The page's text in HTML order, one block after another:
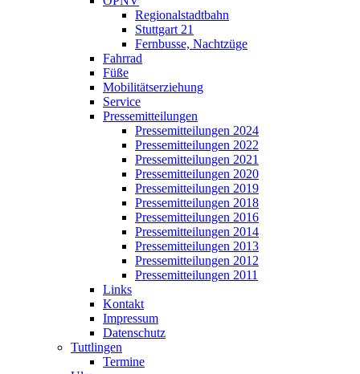
Regionalstadtbahn
Stuttgart 21
Fernbusse, Nachtzüge
Fahrrad
Füße
Mobilitätserziehung
Service
Pressemitteilungen
Pressemitteilungen 2024
Pressemitteilungen 2022
Pressemitteilungen 2021
Pressemitteilungen 2020
Pressemitteilungen 2019
Pressemitteilungen 2018
Pressemitteilungen 2016
Pressemitteilungen 2014
Pressemitteilungen 2013
Pressemitteilungen 2012
Pressemitteilungen 2011
Links
Kontakt
Impressum
Datenschutz
Tuttlingen
Termine